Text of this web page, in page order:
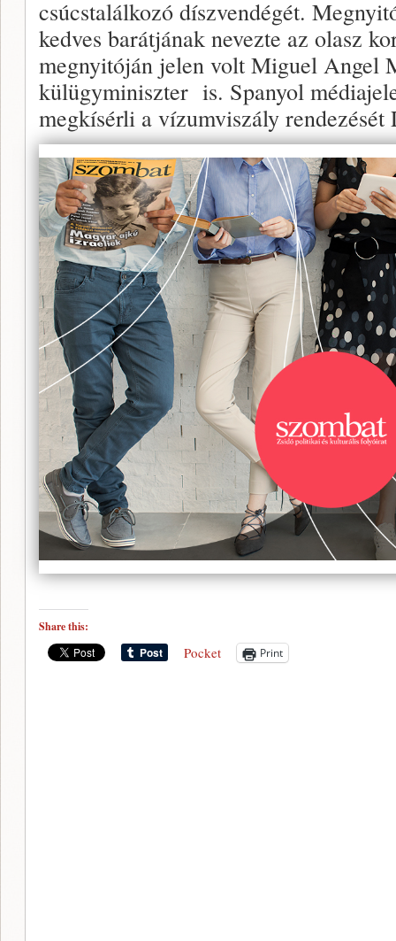
csúcstalálkozó díszvendégét.
kedves barátjának nevezte az olasz
megnyitóján jelen volt Miguel Angel
külügyminiszter is. Spanyol
megkísérli a vízumviszály rendezését
Share this:
Pocket Print